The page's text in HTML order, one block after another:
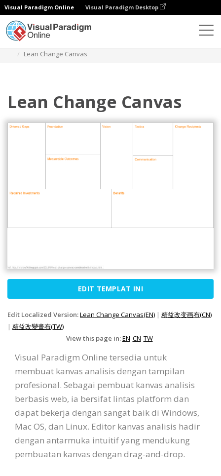
Visual Paradigm Online Visual Paradigm Desktop
Lean Change Canvas
Lean Change Canvas
EDIT TEMPLAT INI
Edit Localized Version:Lean Change Canvas(EN) | 精益改变画布(CN)
| 精益改變畫布(TW)
View this page in:EN CN TW
Visual Paradigm Online tersedia untuk
membuat kanvas analisis dengan tampilan
profesional. Sebagai pembuat kanvas analisis
berbasis web, ia bersifat lintas platform dan
dapat bekerja dengan sangat baik di Windows,
Mac OS, dan Linux. Editor kanvas analisis hadir
dengan antarmuka intuitif yang mendukung
pembuatan kanvas dengan drag-and-drop.